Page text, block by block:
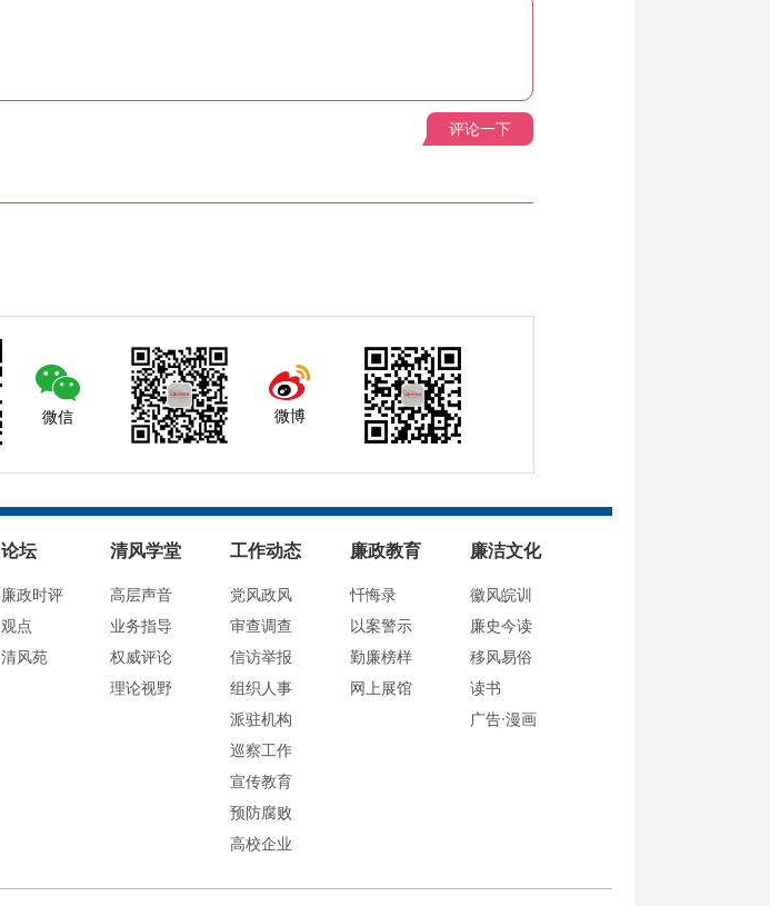
评论一下
微信 微博
论坛
廉政时评
观点
清风苑
清风学堂
高层声音
业务指导
权威评论
理论视野
工作动态
党风政风
审查调查
信访举报
组织人事
派驻机构
巡察工作
宣传教育
预防腐败
高校企业
廉政教育
忏悔录
以案警示
勤廉榜样
网上展馆
廉洁文化
徽风皖训
廉史今读
移风易俗
读书
广告·漫画